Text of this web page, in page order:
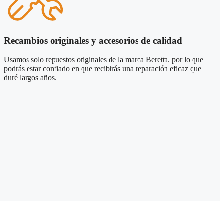
Recambios originales y accesorios de calidad
Usamos solo repuestos originales de la marca Beretta. por lo que
podrás estar confiado en que recibirás una reparación eficaz que
duré largos años.